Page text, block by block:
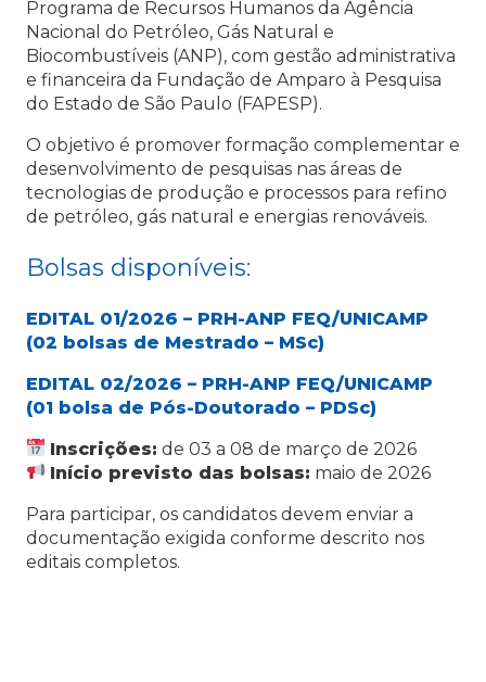
Programa de Recursos Humanos da Agência
Nacional do Petróleo, Gás Natural e
Biocombustíveis (ANP), com gestão administrativa
e financeira da Fundação de Amparo à Pesquisa
do Estado de São Paulo (FAPESP).
O objetivo é promover formação complementar e
desenvolvimento de pesquisas nas áreas de
tecnologias de produção e processos para refino
de petróleo, gás natural e energias renováveis.
Bolsas disponíveis:
EDITAL 01/2026 – PRH-ANP FEQ/UNICAMP
(02 bolsas de Mestrado – MSc)
EDITAL 02/2026 – PRH-ANP FEQ/UNICAMP
(01 bolsa de Pós-Doutorado – PDSc)
Inscrições: de 03 a 08 de março de 2026
Início previsto das bolsas: maio de 2026
Para participar, os candidatos devem enviar a
documentação exigida conforme descrito nos
editais completos.